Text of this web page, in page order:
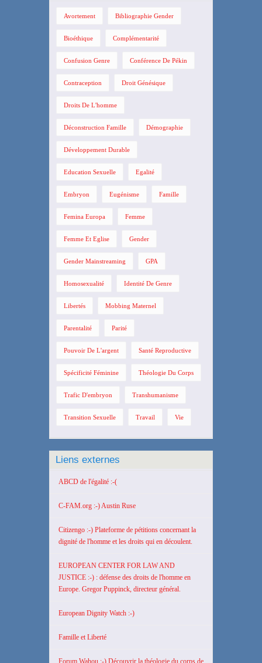
Avortement Bibliographie Gender
Bioéthique Complémentarité
Confusion Genre Conférence De Pékin
Contraception Droit Génésique
Droits De L'homme
Déconstruction Famille Démographie
Développement Durable
Education Sexuelle Egalité
Embryon Eugénisme Famille
Femina Europa Femme
Femme Et Eglise Gender
Gender Mainstreaming GPA
Homosexualité Identité De Genre
Libertés Mobbing Maternel
Parentalité Parité
Pouvoir De L'argent Santé Reproductive
Spécificité Féminine Théologie Du Corps
Trafic D'embryon Transhumanisme
Transition Sexuelle Travail Vie
Liens externes
ABCD de l'égalité :-(
C-FAM.org :-) Austin Ruse
Citizengo :-) Plateforme de pétitions concernant la
dignité de l'homme et les droits qui en découlent.
EUROPEAN CENTER FOR LAW AND
JUSTICE :-) : défense des droits de l'homme en
Europe. Gregor Puppinck, directeur général.
European Dignity Watch :-)
Famille et Liberté